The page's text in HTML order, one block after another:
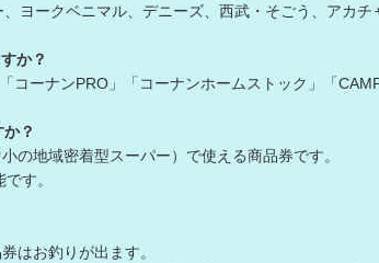
ヨークベニマル、デニーズ、西武・そごう、アカチ
か？
コーナンPRO」「コーナンホームストック」「
？
の地域密着型スーパー）で使える商品券です。
す。
はお釣りが出ます。